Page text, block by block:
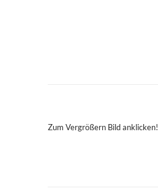
Zum Vergrößern Bild anklicken!